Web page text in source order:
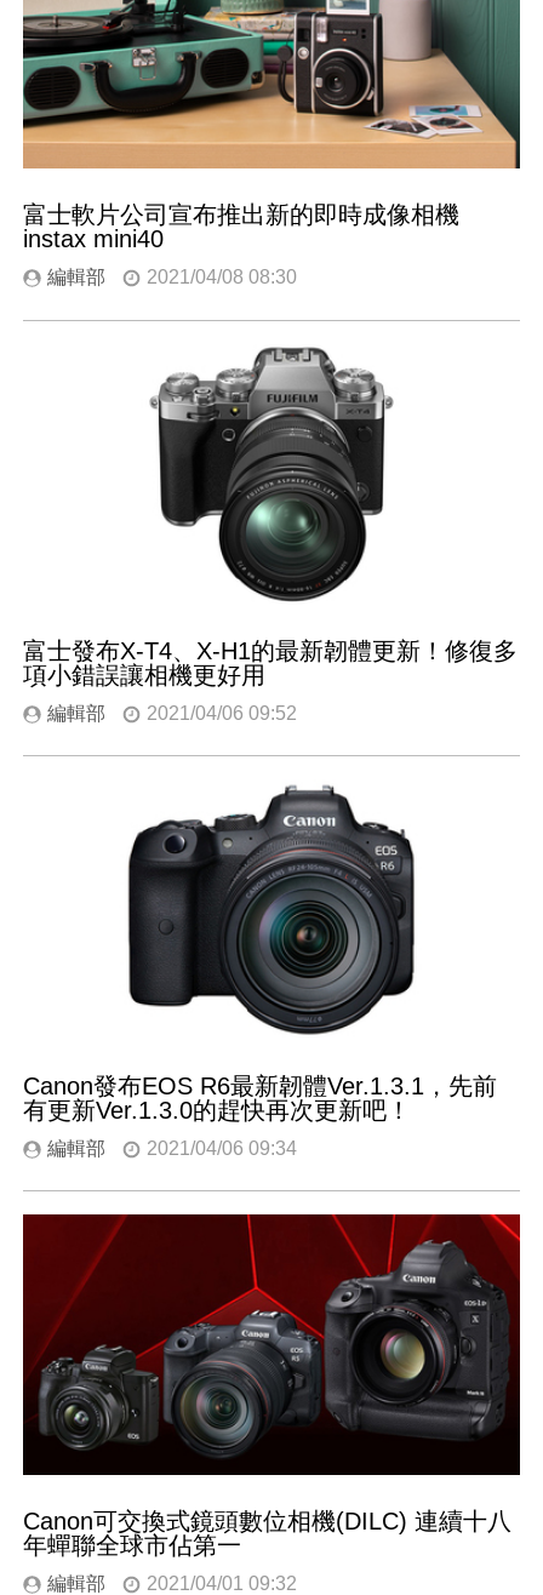
富士軟片公司宣布推出新的即時成像相機
instax mini40
編輯部 2021/04/08 08:30
富士發布X-T4、X-H1的最新韌體更新！修復多
項小錯誤讓相機更好用
編輯部 2021/04/06 09:52
Canon發布EOS R6最新韌體Ver.1.3.1，先前
有更新Ver.1.3.0的趕快再次更新吧！
編輯部 2021/04/06 09:34
Canon可交換式鏡頭數位相機(DILC) 連續十八
年蟬聯全球市佔第一
編輯部 2021/04/01 09:32